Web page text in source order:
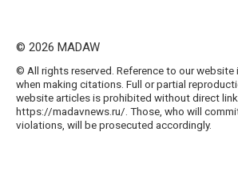
© 2026 MADAW
© All rights reserved. Reference to our website
when making citations. Full or partial
website articles is prohibited without direct
https://madavnews.ru/. Those, who will
violations, will be prosecuted accordingly.